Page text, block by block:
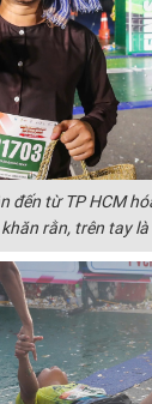
đến từ TP HCM
rằn, trên tay